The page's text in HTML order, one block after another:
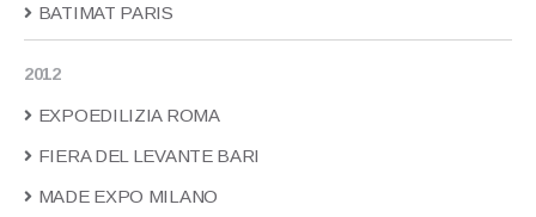
BATIMAT PARIS
2012
EXPOEDILIZIA ROMA
FIERA DEL LEVANTE BARI
MADE EXPO MILANO